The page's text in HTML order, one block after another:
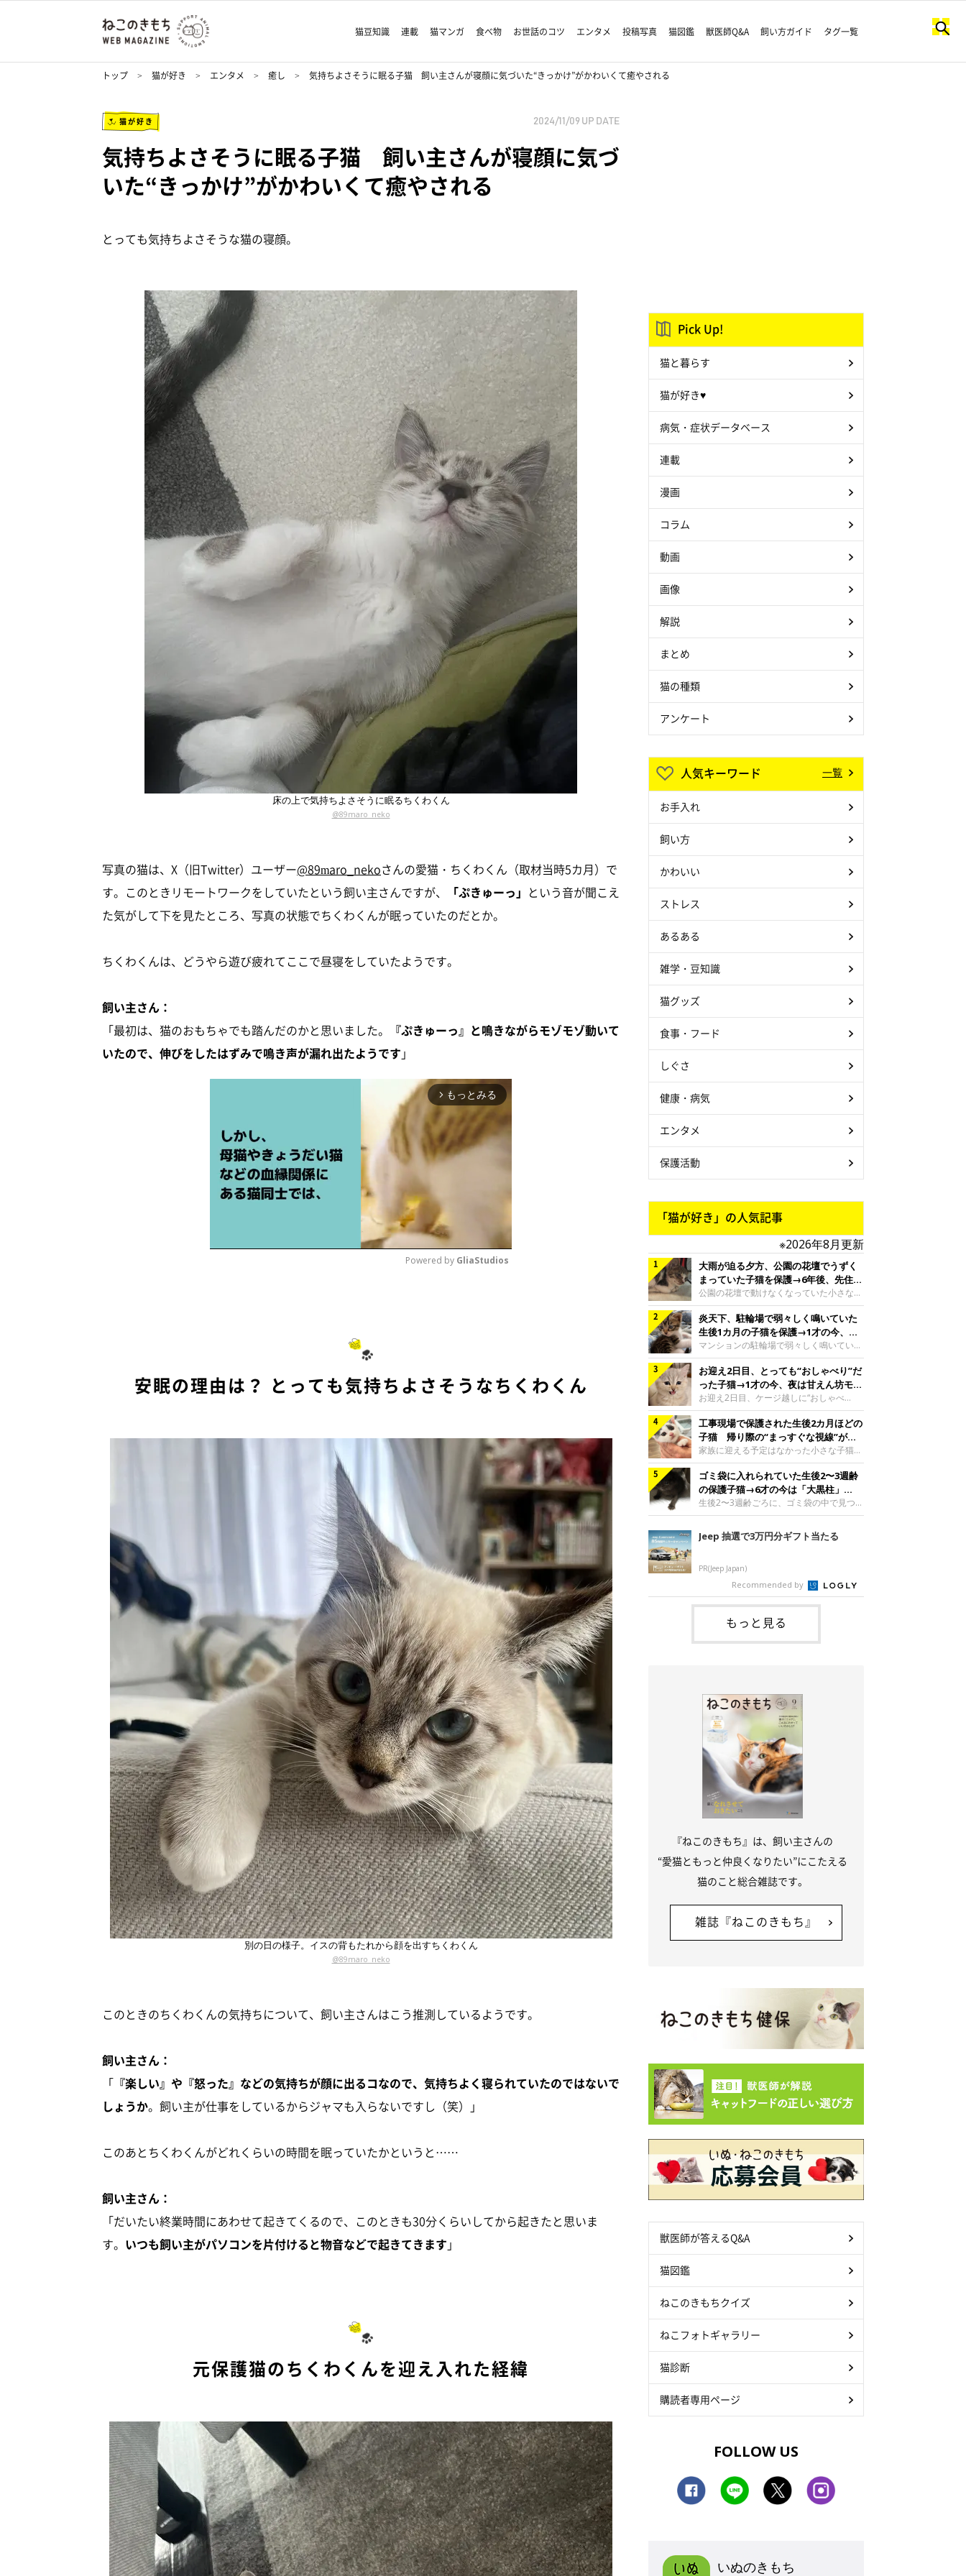
猫豆知識 連載 猫マンガ 食べ物 お世話のコツ エンタメ 投稿写真 猫図鑑 獣医師Q&A 飼い方ガイド タグ一覧
トップ 猫が好き エンタメ 癒し 気持ちよさそうに眠る子猫 飼い主さんが寝顔に気づいた“きっかけ”がかわいくて癒やされる
猫が好き 2024/11/09 UP DATE
気持ちよさそうに眠る子猫 飼い主さんが寝顔に気づ
いた“きっかけ”がかわいくて癒やされる
とっても気持ちよさそうな猫の寝顔。
床の上で気持ちよさそうに眠るちくわくん
@89maro_neko
写真の猫は、X（旧Twitter）ユーザー@89maro_nekoさんの愛猫・ちくわくん（取材当時5カ月）で
す。このときリモートワークをしていたという飼い主さんですが、
「ぷきゅーっ」 という音が聞こえ
た気がして下を見たところ、写真の状態でちくわくんが眠っていたのだとか。
ちくわくんは、どうやら遊び疲れてここで昼寝をしていたようです。
飼い主さん：
「最初は、猫のおもちゃでも踏んだのかと思いました。
『ぷきゅーっ』と鳴きながらモゾモゾ動いて
いたので、伸びをしたはずみで鳴き声が漏れ出たようです 」
arrow_forward_ios もっとみる
Powered by GliaStudios
安眠の理由は？ とっても気持ちよさそうなちくわくん
別の日の様子。イスの背もたれから顔を出すちくわくん
@89maro_neko
このときのちくわくんの気持ちについて、飼い主さんはこう推測しているようです。
飼い主さん：
「 『楽しい』や『怒った』などの気持ちが顔に出るコなので、気持ちよく寝られていたのではないで
しょうか。飼い主が仕事をしているからジャマも入らないですし（笑）」
このあとちくわくんがどれくらいの時間を眠っていたかというと……
飼い主さん：
「だいたい終業時間にあわせて起きてくるので、このときも30分くらいしてから起きたと思いま
す。 いつも飼い主がパソコンを片付けると物音などで起きてきます 」
元保護猫のちくわくんを迎え入れた経緯
Pick Up!
猫と暮らす
猫が好き♥
病気・症状データベース
連載
漫画
コラム
動画
画像
解説
まとめ
猫の種類
アンケート
人気キーワード 一覧
お手入れ
飼い方
かわいい
ストレス
あるある
雑学・豆知識
猫グッズ
食事・フード
しぐさ
健康・病気
エンタメ
保護活動
「猫が好き」の人気記事
※2026年8月更新
大雨が迫る夕方、公園の花壇でうずく
まっていた子猫を保護→6年後、先住猫
と“姉妹”のような関係に
公園の花壇で動けなくなっていた小さな子
猫。家族に迎えられてから6年、先住猫と
の間には深い絆が育まれていました。保護
当時のティダちゃん。
@muumuu62197189紹介するのは、
X（旧Twitter）ユーザー
@muumuu62197189さんの愛猫・ティダ
ちゃん（取材時6才）の成長記録です。こ
ちらは、生後3カ月ごろのティダちゃん。
飼い主さんが出会ったのは、夜から大雨に
なると予報されていた日の夕方でした。花
壇で動けずにいた子猫保護したばかりのテ
ィダちゃん。@muumuu62197189飼い主
さんは、公園の
炎天下、駐輪場で弱々しく鳴いていた
生後1カ月の子猫を保護→1才の今、筋
肉質でツンデレなコに成長
マンションの駐輪場で弱々しく鳴いてい
た、生後1カ月ほどの子猫。家族に迎えら
れてから1年、体も行動も大きく成長しま
した。炎天下の駐輪場で鳴いていた小さな
子猫保護当時のモモちゃん。@Kingponzu
紹介するのは、X（旧Twitter）ユーザー
@Kingponzuさんの愛猫・モモちゃん（取
材時1才）の成長記録です。こちらは、モ
モちゃんが生後1カ月ごろに撮影された一
枚。飼い主さんの自宅マンションの駐輪場
で鳴いていたところを保護された当時の姿
です。子猫時代のモモちゃん。
@Kingponzuその日は気温が35℃を
お迎え2日目、とっても“おしゃべり”だ
った子猫→1才の今、夜は甘えん坊モー
ドになるコに成長！
お迎え2日目、ケージ越しに“おしゃべ
り”する姿を見せていた子猫。1才になった
今も見せる愛らしい姿にキュンとします。
お迎え2日目、ケージ越しに何かを伝える
ももちゃん“おしゃべり”なももちゃん。
@poocoonyan紹介するのは、Instagram
ユーザー@poocoonyanさんの愛猫・もも
ちゃん（取材時1才／マンチカン）です。
こちらの動画は、ももちゃんが生後2カ月
を過ぎたころ、お迎え2日目に撮影された
ため、当時はケージの中で過ごしていまし
工事現場で保護された生後2カ月ほどの
子猫 帰り際の“まっすぐな視線”が忘
れられず、家族の一員に
家族に迎える予定はなかった小さな子猫。
帰り際に見せた姿が、飼い主さんの心に残
りました。保護当時の夏目ちゃん。
@shibainu_rintaro紹介するのは、
Instagramユーザー@shibainu_rintaroさ
んの愛猫・夏目（なつめ）ちゃん（取材時
3才）。工事現場で親猫とはぐれたとみら
れ、保護された当時は生後2カ月ほどだっ
が……保護されてケージに入っている夏目
ちゃん。@shibainu_rintaro夏目ちゃんを
保護したのは、以前、飼い主さんの愛猫・
ちくわく
ゴミ袋に入れられていた生後2〜3週齢
の保護子猫→6才の今は「大黒柱」
に！ 美しい黒猫に成長した姿にグッ
とくる
生後2〜3週齢ごろに、ゴミ袋の中で見つか
った小さな命。ミルクから育てられたその
子猫は今、家族に欠かせない存在へと成長
しました。ゴミ袋の中で見つかった、ミニ
たころの、生後2〜3週齢ごろのドンちゃ
ん。@doddou_1今回紹介するのは、
X（旧Twitter）ユーザー@doddou_1さん
の愛猫・ドンちゃん（取材時、推定6才／
本名：ドミトリー・ドンスコイ）。ドンち
ゃんは、保護猫でした。ドンちゃんが見つ
かったのは、飼い主さんの姉の勤め先の敷
Jeep 抽選で3万円分ギフト当たる
PR(Jeep Japan)
Recommended by
もっと見る
『ねこのきもち』は、飼い主さんの
“愛猫ともっと仲良くなりたい”にこたえる
猫のこと総合雑誌です。
雑誌『ねこのきもち』
獣医師が答えるQ&A
猫図鑑
ねこのきもちクイズ
ねこフォトギャラリー
猫診断
購読者専用ページ
FOLLOW US
いぬのきもち